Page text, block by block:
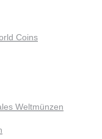
Coins
Weltmünzen